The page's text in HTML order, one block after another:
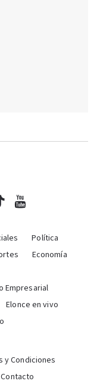
Política
Economía
Empresarial
Elonce en vivo
y Condiciones
Contacto